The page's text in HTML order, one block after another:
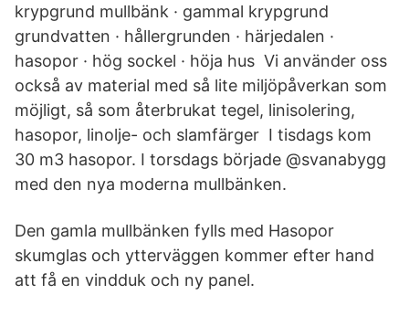
krypgrund mullbänk · gammal krypgrund
grundvatten · hållergrunden · härjedalen ·
hasopor · hög sockel · höja hus Vi använder oss
också av material med så lite miljöpåverkan som
möjligt, så som återbrukat tegel, linisolering,
hasopor, linolje- och slamfärger I tisdags kom
30 m3 hasopor. I torsdags började @svanabygg
med den nya moderna mullbänken.
Den gamla mullbänken fylls med Hasopor
skumglas och ytterväggen kommer efter hand
att få en vindduk och ny panel.